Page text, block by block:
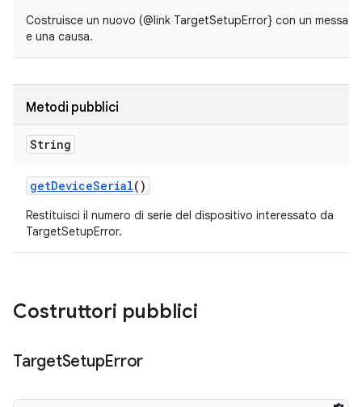
Costruisce un nuovo (@link TargetSetupError} con un
e una causa.
Metodi pubblici
String
getDeviceSerial()
Restituisci il numero di serie del dispositivo interessato da
TargetSetupError.
Costruttori pubblici
TargetSetupError